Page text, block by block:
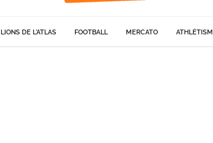
LIONS DE L'ATLAS FOOTBALL MERCATO